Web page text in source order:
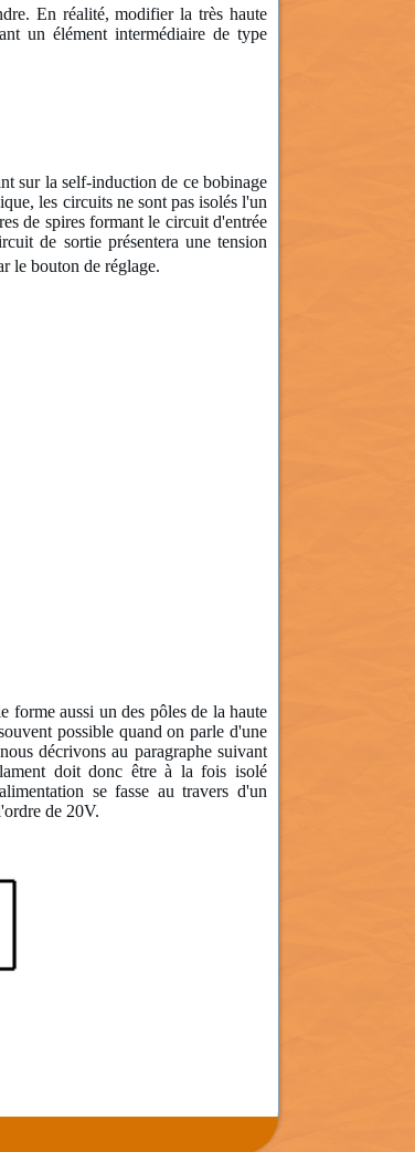
En réalité, modifier la très haute
un élément intermédiaire de type
sur la self-induction de ce bobinage
les circuits ne sont pas isolés l'un
de spires formant le circuit d'entrée
de sortie présentera une tension
le bouton de réglage.
aussi un des pôles de la haute
possible quand on parle d'une
décrivons au paragraphe suivant
doit donc être à la fois isolé
se fasse au travers d'un
de 20V.